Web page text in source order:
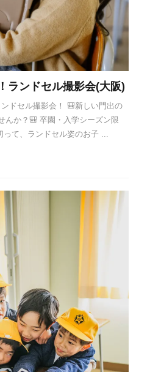
ランドセル撮影会(大阪)
ドセル撮影会！ 🎒新しい門出の
んか？🎒 卒園・入学シーズン限
て、ランドセル姿のお子 ...